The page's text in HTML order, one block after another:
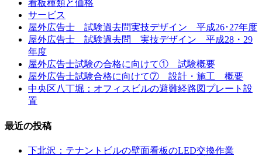
看板種類と価格
サービス
屋外広告士 試験過去問実技デザイン 平成26･27年度
屋外広告士 試験過去問 実技デザイン 平成28・29
年度
屋外広告士試験の合格に向けて① 試験概要
屋外広告士試験合格に向けて⑦ 設計・施工 概要
中央区八丁堀：オフィスビルの避難経路図プレート設
置
最近の投稿
下北沢：テナントビルの壁面看板のLED交換作業